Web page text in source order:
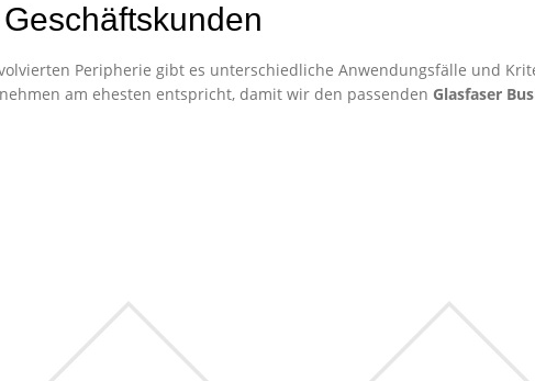
Peripherie gibt es unterschiedliche Anwendungsfälle und
am ehesten entspricht, damit wir den passenden Glasfaser